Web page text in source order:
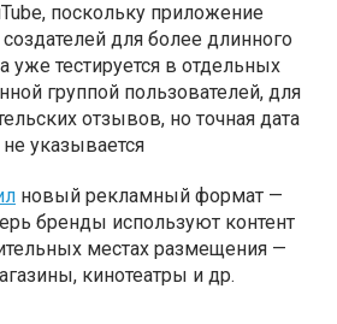
поскольку приложение
для более длинного
тестируется в отдельных
группой пользователей, для
отзывов, но точная дата
указывается
новый рекламный формат —
бренды используют контент
местах размещения —
кинотеатры и др.